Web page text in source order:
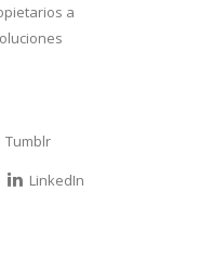
a
Tumblr
LinkedIn